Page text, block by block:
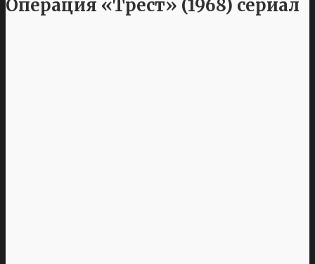
Операция «Трест» (1968) сериал